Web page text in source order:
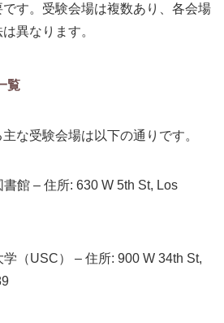
す。受験会場は複数あり、各会場
異なります。
覧
な受験会場は以下の通りです。
館 – 住所: 630 W 5th St, Los
（USC） – 住所: 900 W 34th St,